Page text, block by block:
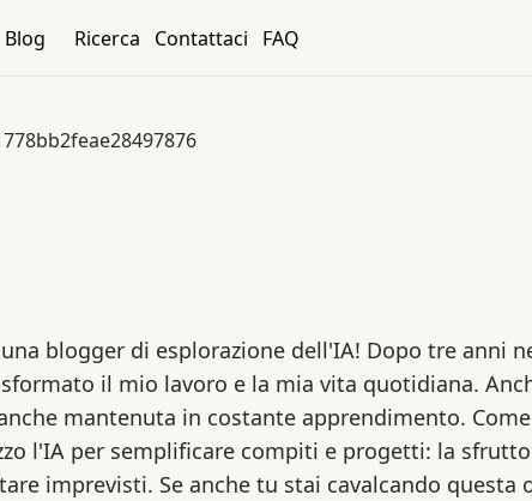
Blog Ricerca Contattaci FAQ
blogger di esplorazione dell'IA! Dopo tre anni
il mio lavoro e la mia vita quotidiana.
mantenuta in costante apprendimento.
l'IA per semplificare compiti e progetti: la
imprevisti. Se anche tu stai cavalcando questa